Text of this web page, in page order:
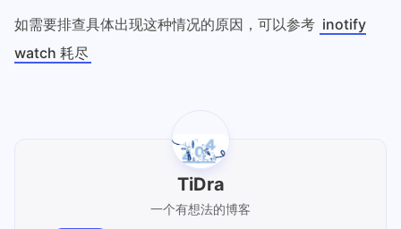
如需要排查具体出现这种情况的原因，可以参考 inotify
watch 耗尽
TiDra
一个有想法的博客